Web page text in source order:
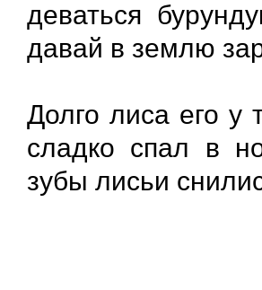
деваться
давай в землю
Долго лиса его у
сладко спал в
зубы лисьи